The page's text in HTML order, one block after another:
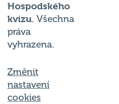
Hospodského
kvízu. Všechna
práva
vyhrazena.
Změnit
nastavení
cookies